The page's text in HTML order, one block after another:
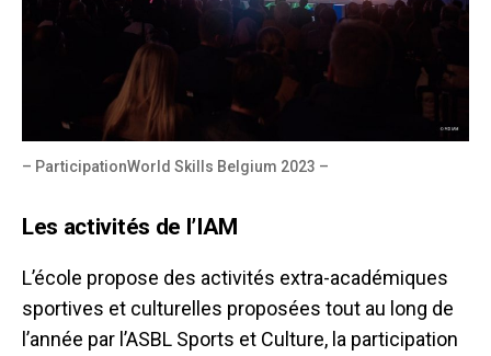
– ParticipationWorld Skills Belgium 2023 –
Les activités de l’IAM
L’école propose des activités extra-académiques
sportives et culturelles proposées tout au long de
l’année par l’ASBL Sports et Culture, la participation